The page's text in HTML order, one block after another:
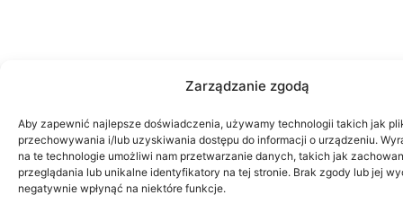
Zarządzanie zgodą
Aby zapewnić najlepsze doświadczenia, używamy technologii takich jak
przechowywania i/lub uzyskiwania dostępu do informacji o urządzeniu.
na te technologie umożliwi nam przetwarzanie danych, takich jak
przeglądania lub unikalne identyfikatory na tej stronie. Brak zgody lub jej
negatywnie wpłynąć na niektóre funkcje.